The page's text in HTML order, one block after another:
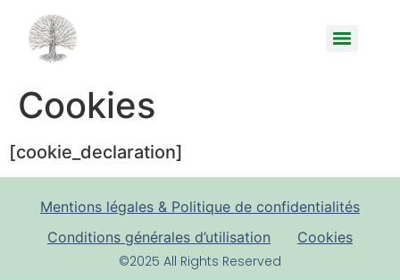
Cookies
[cookie_declaration]
Mentions légales & Politique de confidentialités
Conditions générales d’utilisation
Cookies
©2025 All Rights Reserved